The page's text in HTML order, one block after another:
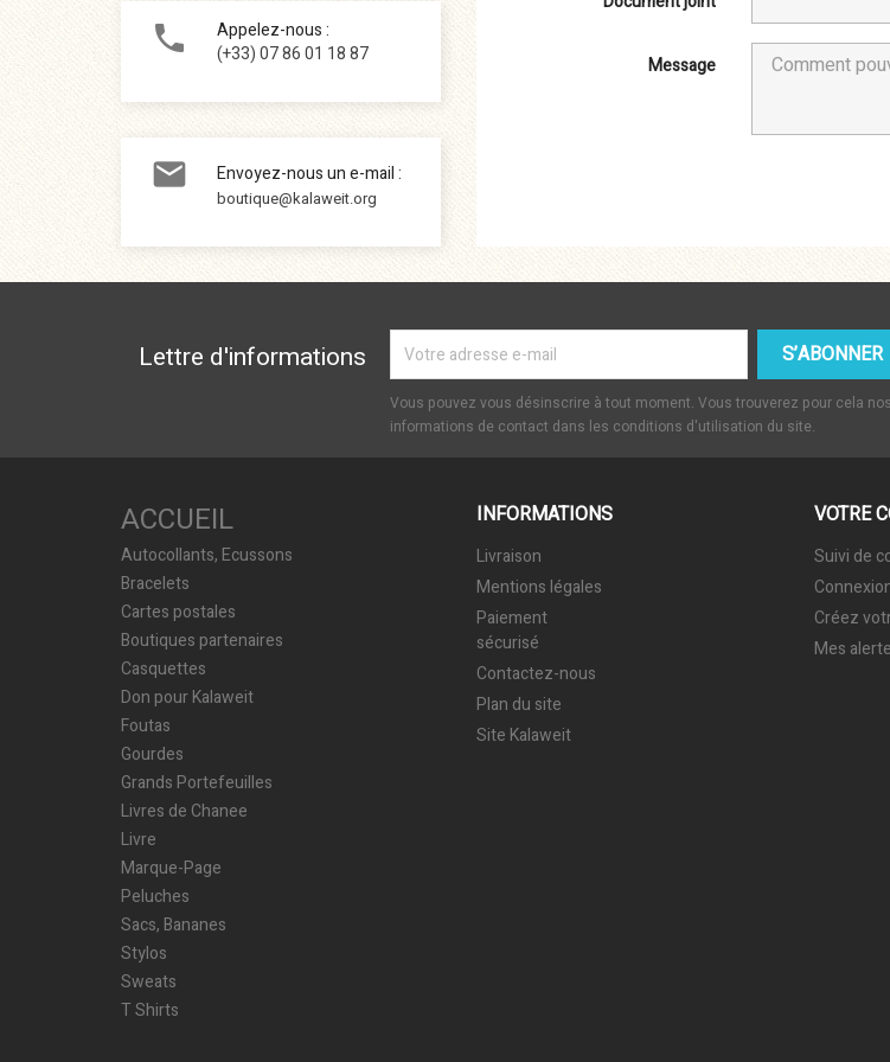

Appelez-nous :
(+33) 07 86 01 18 87
 Envoyez-nous un e-mail :
boutique@kalaweit.org
Message
Vous pouvez vous désinscrire à tout moment. Vous trouverez pour cela nos
informations de contact dans les conditions d'utilisation du site.
ACCUEIL
Autocollants, Ecussons
Bracelets
Cartes postales
Boutiques partenaires
Casquettes
Don pour Kalaweit
Foutas
Gourdes
Grands Portefeuilles
Livres de Chanee
Livre
Marque-Page
Peluches
Sacs, Bananes
Stylos
Sweats
T Shirts
INFORMATIONS
Livraison
Mentions légales
Paiement
sécurisé
Contactez-nous
Plan du site
Site Kalaweit
VOTRE
Suivi de
Créez
Mes